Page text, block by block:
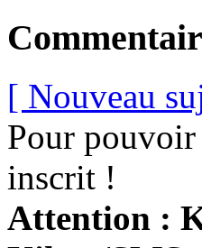
[ Nouveau
Pour pouvoir
inscrit !
Attention :